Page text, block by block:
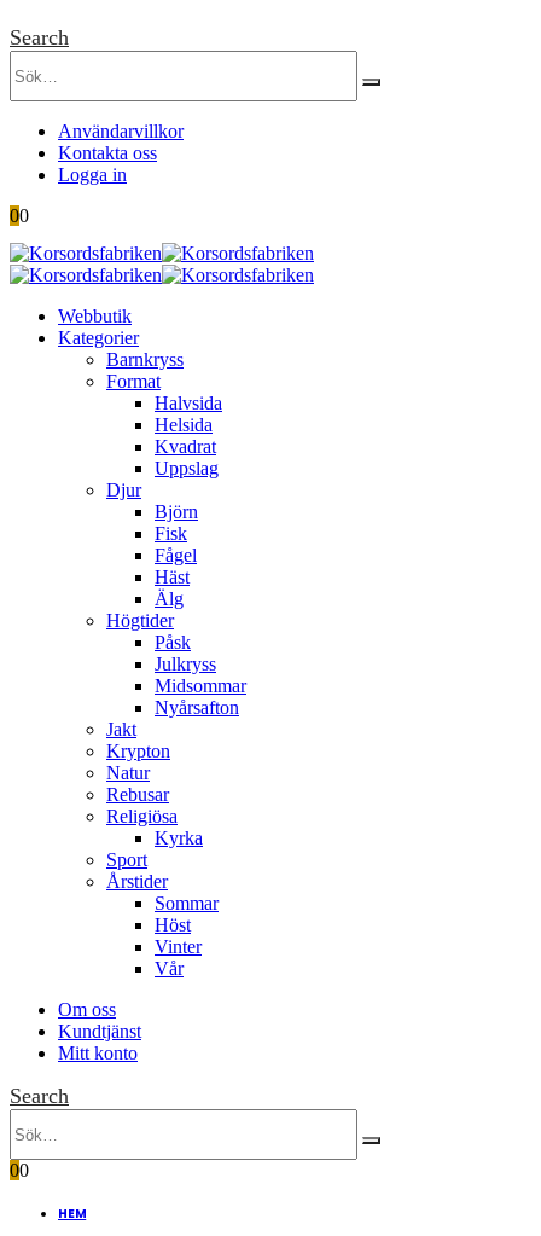
Search
Användarvillkor
Kontakta oss
Logga in
00
Webbutik
Kategorier
Barnkryss
Format
Halvsida
Helsida
Kvadrat
Uppslag
Djur
Björn
Fisk
Fågel
Häst
Älg
Högtider
Påsk
Julkryss
Midsommar
Nyårsafton
Jakt
Krypton
Natur
Rebusar
Religiösa
Kyrka
Sport
Årstider
Sommar
Höst
Vinter
Vår
Om oss
Kundtjänst
Mitt konto
Search
00
HEM